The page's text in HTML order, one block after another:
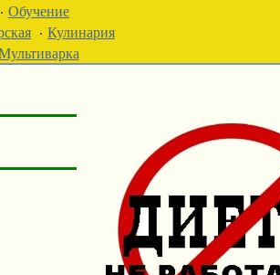
· Обучение
· Кулинария